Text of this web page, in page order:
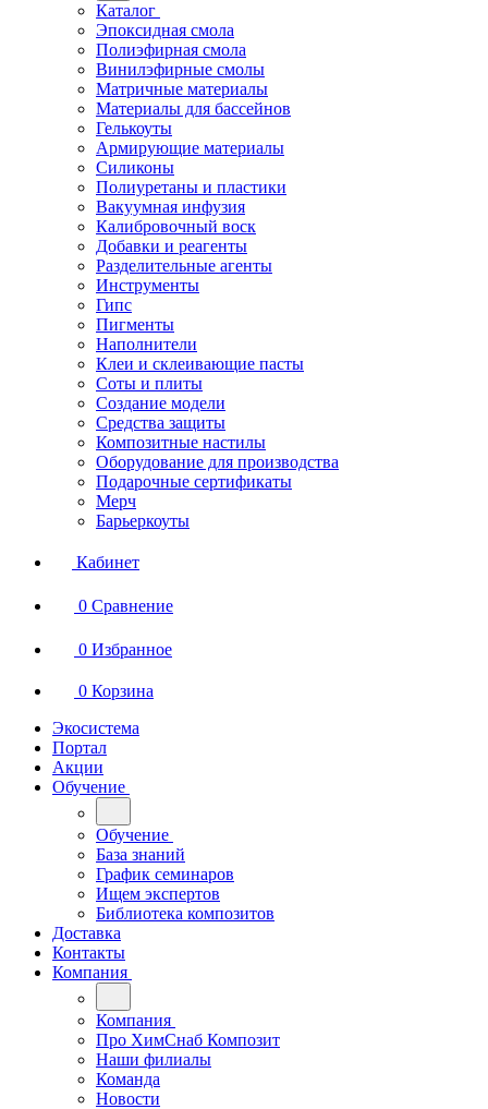
Каталог
Эпоксидная смола
Полиэфирная смола
Винилэфирные смолы
Матричные материалы
Материалы для бассейнов
Гелькоуты
Армирующие материалы
Силиконы
Полиуретаны и пластики
Вакуумная инфузия
Калибровочный воск
Добавки и реагенты
Разделительные агенты
Инструменты
Гипс
Пигменты
Наполнители
Клеи и склеивающие пасты
Соты и плиты
Создание модели
Средства защиты
Композитные настилы
Оборудование для производства
Подарочные сертификаты
Мерч
Барьеркоуты
Кабинет
0 Сравнение
0 Избранное
0 Корзина
Экосистема
Портал
Акции
Обучение
Обучение
База знаний
График семинаров
Ищем экспертов
Библиотека композитов
Доставка
Контакты
Компания
Компания
Про ХимСнаб Композит
Наши филиалы
Команда
Новости